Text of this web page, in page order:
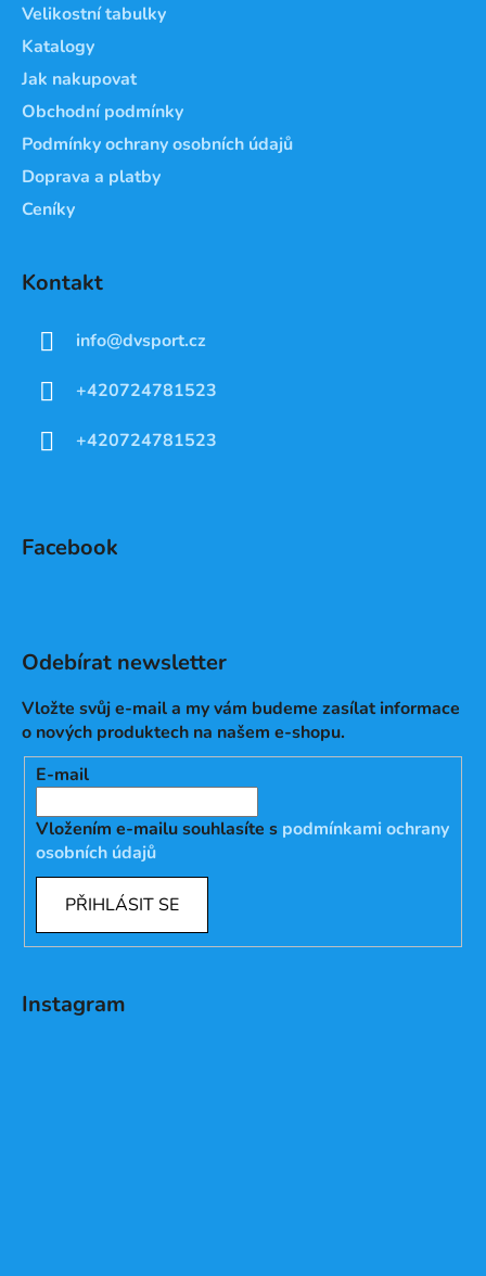
Velikostní tabulky
Katalogy
Jak nakupovat
Obchodní podmínky
Podmínky ochrany osobních údajů
Doprava a platby
Ceníky
Kontakt
info@dvsport.cz
+420724781523
+420724781523
Facebook
Odebírat newsletter
Vložte svůj e-mail a my vám budeme zasílat informace
o nových produktech na našem e-shopu.
E-mail
Vložením e-mailu souhlasíte s podmínkami ochrany
osobních údajů
PŘIHLÁSIT SE
Instagram